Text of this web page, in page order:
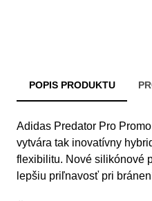
POPIS PRODUKTU
Adidas Predator Pro
vytvára tak inovatívny
flexibilitu. Nové silikónové
lepšiu priľnavosť pri